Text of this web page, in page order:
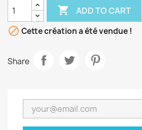
 ADD TO CART
 Cette création a été vendue !
Share